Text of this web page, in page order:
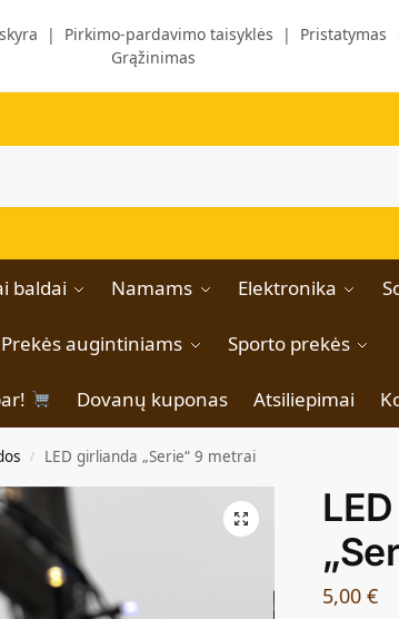
| Pirkimo-pardavimo taisyklės | Pristatymas
Grąžinimas
baldai Namams Elektronika
Prekės augintiniams Sporto prekės
Dovanų kuponas Atsiliepimai
/ LED girlianda „Serie“ 9 metrai
5,00€